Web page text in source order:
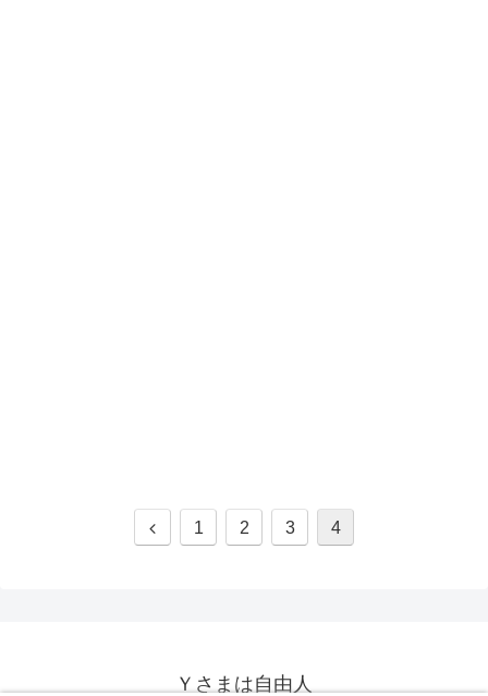
1 2 3 4
Ｙさまは自由人